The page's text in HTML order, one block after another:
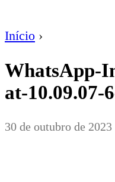
Início ›
WhatsApp-
at-10.09.07-
30 de outubro de 2023